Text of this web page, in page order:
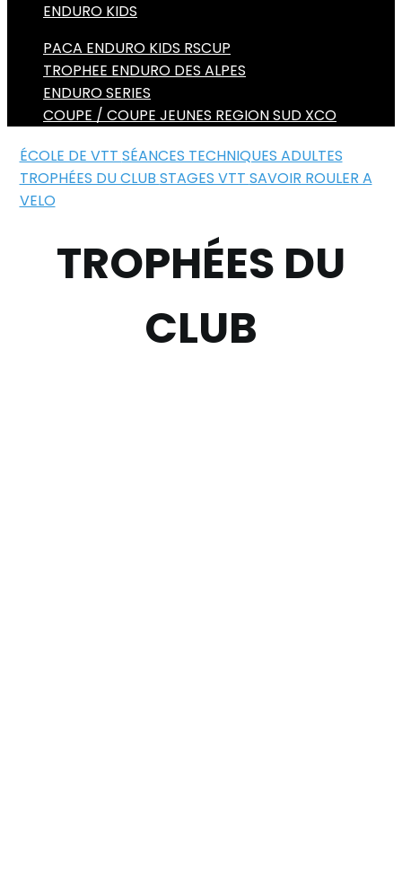
ENDURO KIDS
PACA ENDURO KIDS RSCUP
TROPHEE ENDURO DES ALPES
ENDURO SERIES
COUPE / COUPE JEUNES REGION SUD XCO
ÉCOLE DE VTT SÉANCES TECHNIQUES ADULTES
TROPHÉES DU CLUB STAGES VTT SAVOIR ROULER A
VELO
TROPHÉES DU
CLUB